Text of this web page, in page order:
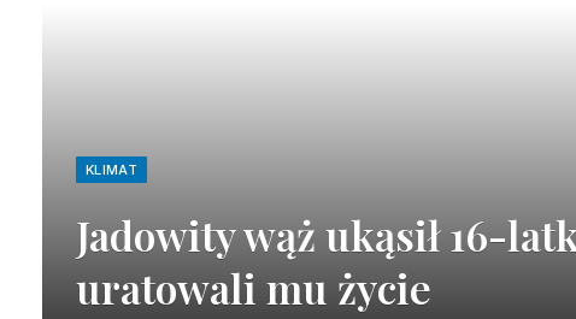
KLIMAT
Jadowity wąż ukąsił 16-
uratowali mu życie